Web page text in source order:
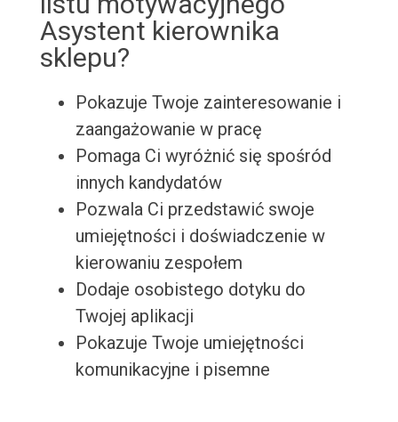
Asystent kierownika
sklepu?
Pokazuje Twoje zainteresowanie i
zaangażowanie w pracę
Pomaga Ci wyróżnić się spośród
innych kandydatów
Pozwala Ci przedstawić swoje
umiejętności i doświadczenie w
kierowaniu zespołem
Dodaje osobistego dotyku do
Twojej aplikacji
Pokazuje Twoje umiejętności
komunikacyjne i pisemne